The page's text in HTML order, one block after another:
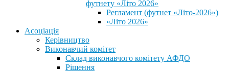
футнету «Літо 2026»
Регламент (футнет «Літо-2026»)
«Літо 2026»
Асоціація
Керівництво
Виконавчий комітет
Склад виконавчого комітету АФДО
Рішення